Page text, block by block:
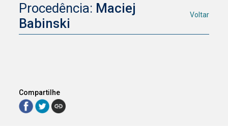
Procedência: Maciej
Babinski
Voltar
Compartilhe